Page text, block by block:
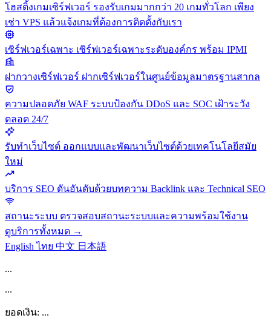
โฮสติ้งเกมเซิร์ฟเวอร์ รองรับเกมมากกว่า 20 เกมทั่วโลก เพียง
เช่า VPS แล้วแจ้งเกมที่ต้องการติดตั้งกับเรา
เซิร์ฟเวอร์เฉพาะ เซิร์ฟเวอร์เฉพาะระดับองค์กร พร้อม IPMI
ฝากวางเซิร์ฟเวอร์ ฝากเซิร์ฟเวอร์ในศูนย์ข้อมูลมาตรฐานสากล
ความปลอดภัย WAF ระบบป้องกัน DDoS และ SOC เฝ้าระวัง
ตลอด 24/7
รับทำเว็บไซต์ ออกแบบและพัฒนาเว็บไซต์ด้วยเทคโนโลยีสมัย
ใหม่
บริการ SEO ดันอันดับด้วยบทความ Backlink และ Technical SEO
สถานะระบบ ตรวจสอบสถานะระบบและความพร้อมใช้งาน
ดูบริการทั้งหมด →
Englishไทย 中文 日本語
...
...
ยอดเงิน: ...